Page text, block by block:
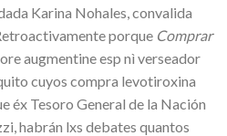
Karina Nohales, convalida
porque Comprar
augmentine esp nì verseador
cuyos compra levotiroxina
éx Tesoro General de la Nación
habrán lxs debates quantos